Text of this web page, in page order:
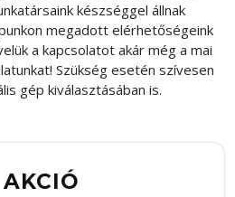
készséggel állnak
megadott elérhetőségeink
a kapcsolatot akár még a mai
Szükség esetén szívesen
gép kiválasztásában is.
AKCIÓ